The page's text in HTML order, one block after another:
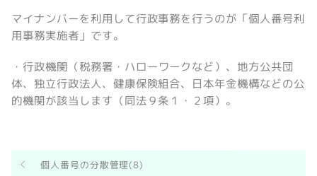
マイナンバーを利用して行政事務を行うのが「個人番号利
用事務実施者」です。
・行政機関（税務署・ハローワークなど）、地方公共団
体、独立行政法人、健康保険組合、日本年金機構などの公
的機関が該当します（同法９条１・２項）。
個人番号の分散管理(8)